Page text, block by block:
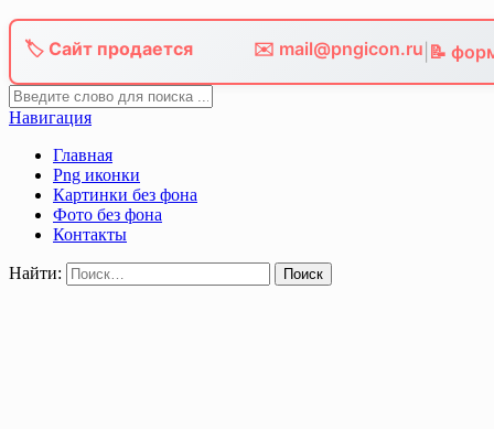
🏷️ Сайт продается ✉️ mail@pngicon.ru 📝
Навигация
Главная
Png иконки
Картинки без фона
Фото без фона
Контакты
Найти: